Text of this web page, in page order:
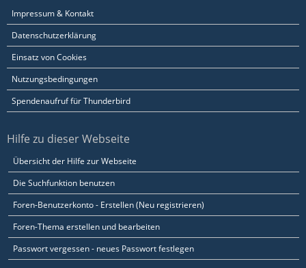
Impressum & Kontakt
Datenschutzerklärung
Einsatz von Cookies
Nutzungsbedingungen
Spendenaufruf für Thunderbird
Hilfe zu dieser Webseite
Übersicht der Hilfe zur Webseite
Die Suchfunktion benutzen
Foren-Benutzerkonto - Erstellen (Neu registrieren)
Foren-Thema erstellen und bearbeiten
Passwort vergessen - neues Passwort festlegen